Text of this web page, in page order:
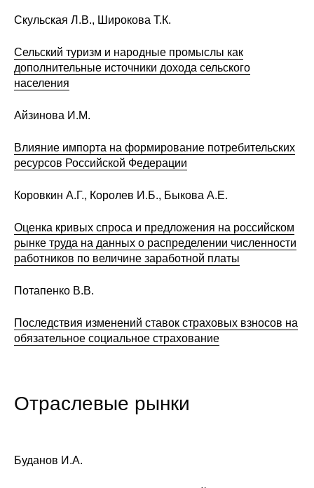
Оценка индекса промышленного
Российская Система Климатического
Мониторинга
Центр «Климатическая политика и
Образование и карьера
Кафедра МФТИ
Кафедра МАДИ
Аспирантура
Об аспирантуре
Поступление
Нормативные документы
О совете
Скульская Л.В., Широкова Т.К.
Сельский туризм и народные промыслы как
дополнительные источники дохода сельского
населения
Айзинова И.М.
Влияние импорта на формирование потребительских
ресурсов Российской Федерации
Коровкин А.Г., Королев И.Б., Быкова А.Е.
Оценка кривых спроса и предложения на российском
рынке труда на данных о распределении численности
работников по величине заработной платы
Потапенко В.В.
Последствия изменений ставок страховых взносов на
обязательное социальное страхование
Отраслевые рынки
Буданов И.А.